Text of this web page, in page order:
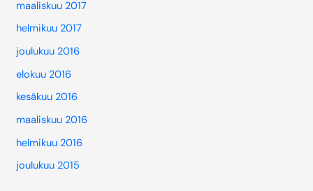
maaliskuu 2017
helmikuu 2017
joulukuu 2016
elokuu 2016
kesäkuu 2016
maaliskuu 2016
helmikuu 2016
joulukuu 2015